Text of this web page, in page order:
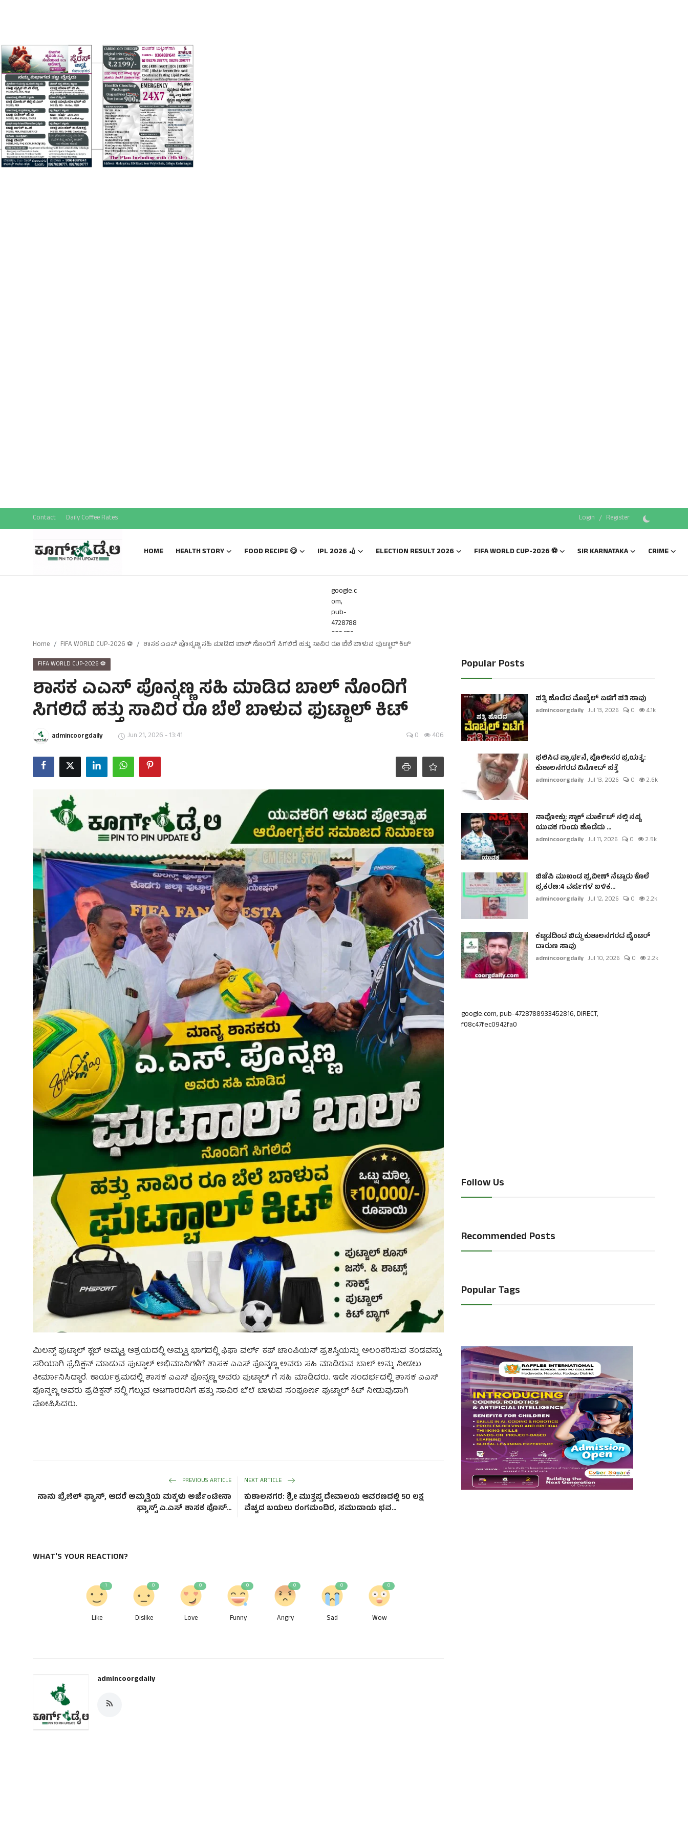
Contact Daily Coffee Rates Login / Register
HOME HEALTH STORY FOOD RECIPE 😋 IPL 2026 🏏 ELECTION RESULT 2026 FIFA WORLD CUP-2026 ⚽ SIR KARNATAKA CRIME
Login Register
Home
Contact
Daily Coffee Rates
HEALTH STORY
Sports News
google.c
om,
pub-
4728788
933452
816,
ec0942f
a0
Home FIFA WORLD CUP-2026 ⚽ ಶಾಸಕ ಎಎಸ್ ಪೊನ್ನಣ್ಣ ಸಹಿ ಮಾಡಿದ ಬಾಲ್ ನೊಂದಿಗೆ ಸಿಗಲಿದೆ ಹತ್ತು ಸಾವಿರ ರೂ ಬೆಲೆ‌ ಬಾಳುವ ಫುಟ್ಬಾಲ್ ‌ಕಿಟ್
FIFA WORLD CUP-2026 ⚽
ಶಾಸಕ ಎಎಸ್ ಪೊನ್ನಣ್ಣ ಸಹಿ ಮಾಡಿದ ಬಾಲ್ ನೊಂದಿಗೆ
ಸಿಗಲಿದೆ ಹತ್ತು ಸಾವಿರ ರೂ ಬೆಲೆ‌ ಬಾಳುವ ಫುಟ್ಬಾಲ್ ‌ಕಿಟ್
admincoorgdaily Jun 21, 2026 - 13:41 0 406
ಮಿಲನ್ಸ್ ಫುಟ್ಬಾಲ್ ಕ್ಲಬ್ ಅಮ್ಮತ್ತಿ ಆಶ್ರಯದಲ್ಲಿ ಅಮ್ಮತ್ತಿ ಭಾಗದಲ್ಲಿ ಫಿಫಾ ವರ್ಲ್ ಕಪ್ ಚಾಂಪಿಯನ್ ಪ್ರಶಸ್ತಿಯನ್ನು ಅಲಂಕರಿಸುವ ತಂಡವನ್ನು
ಸರಿಯಾಗಿ ಪ್ರೆಡಿಕ್ಷನ್ ಮಾಡುವ ಫುಟ್ಬಾಲ್ ಅಭಿಮಾನಿಗಳಿಗೆ ಶಾಸಕ ಎಎಸ್ ಪೊನ್ನಣ್ಣ ಅವರು ಸಹಿ ಮಾಡಿರುವ ಬಾಲ್ ಅನ್ನು ನೀಡಲು
ತೀರ್ಮಾನಿಸಿದ್ದಾರೆ. ಕಾರ್ಯಕ್ರಮದಲ್ಲಿ ಶಾಸಕ ಎಎಸ್ ಪೊನ್ನಣ್ಣ ಅವರು ಫುಟ್ಬಾಲ್ ಗೆ ಸಹಿ ಮಾಡಿದರು‌. ಇದೇ ಸಂದರ್ಭದಲ್ಲಿ ಶಾಸಕ ಎಎಸ್
ಪೊನ್ನಣ್ಣ ಅವರು ಪ್ರೆಡಿಕ್ಷನ್ ನಲ್ಲಿ ಗೆಲ್ಲುವ ಆಟಗಾರರನಿಗೆ ಹತ್ತು ಸಾವಿರ ಬೆಲೆ ಬಾಳುವ ಸಂಪೂರ್ಣ ಫುಟ್ಬಾಲ್ ಕಿಟ್ ನೀಡುವುದಾಗಿ
ಘೋಷಿಸಿದರು.
PREVIOUS ARTICLE
ನಾನು ಬ್ರೆಜಿಲ್ ಫ್ಯಾನ್, ಆದರೆ ಅಮ್ಮತ್ತಿಯ ಮಕ್ಕಳು ಅರ್ಜೆಂಟೀನಾ
ಫ್ಯಾನ್ಸ್‌ ಎ.ಎಸ್ ಶಾಸಕ ಪೊನ್...
NEXT ARTICLE
ಕುಶಾಲನಗರ: ಶ್ರೀ ಮುತ್ತಪ್ಪ ದೇವಾಲಯ ಆವರಣದಲ್ಲಿ 50 ಲಕ್ಷ
ವೆಚ್ಚದ ಬಯಲು ರಂಗಮಂದಿರ, ಸಮುದಾಯ ಭವ...
WHAT'S YOUR REACTION?
Like
1
Dislike
0
Love
0
Funny
0
Angry
0
Sad
0
Wow
0
admincoorgdaily
Popular Posts
ಪತ್ನಿ ಹೊಡೆದ ಮೊಬೈಲ್ ಏಟಿಗೆ ಪತಿ ಸಾವು
admincoorgdaily Jul 13, 2026 0 4.1k
ಫಲಿಸಿದ ಪ್ರಾರ್ಥನೆ, ಪೊಲೀಸರ ಪ್ರಯತ್ನ:
ಕುಶಾಲನಗರದ ವಿನೋದ್ ಪತ್ತೆ
admincoorgdaily Jul 13, 2026 0 2.6k
ನಾಪೋಕ್ಲು: ಸ್ಟಾಕ್ ಮಾರ್ಕೆಟ್ ನಲ್ಲಿ ನಷ್ಟ
ಯುವಕ ಗುಂಡು ಹೊಡೆದು ...
admincoorgdaily Jul 11, 2026 0 2.5k
ಬಿಜೆಪಿ ಮುಖಂಡ ಪ್ರವೀಣ್ ನೆಟ್ಟಾರು ಕೊಲೆ
ಪ್ರಕರಣ:4 ವರ್ಷಗಳ ಬಳಿಕ...
admincoorgdaily Jul 12, 2026 0 2.2k
ಕಟ್ಟಡದಿಂದ ಬಿದ್ದು ಕುಶಾಲನಗರದ ಪೈಂಟರ್
ದಾರುಣ ಸಾವು
admincoorgdaily Jul 10, 2026 0 2.2k
google.com, pub-4728788933452816, DIRECT,
f08c47fec0942fa0
Follow Us
Recommended Posts
Popular Tags